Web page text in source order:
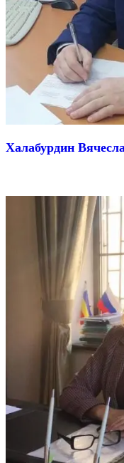
Халабурдин